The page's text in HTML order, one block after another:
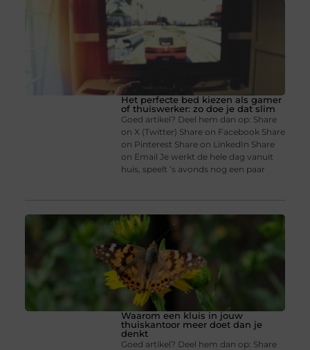
Het perfecte bed kiezen als gamer
of thuiswerker: zo doe je dat slim
Goed artikel? Deel hem dan op: Share
on X (Twitter) Share on Facebook Share
on Pinterest Share on LinkedIn Share
on Email Je werkt de hele dag vanuit
huis, speelt ’s avonds nog een paar
Waarom een kluis in jouw
thuiskantoor meer doet dan je
denkt
Goed artikel? Deel hem dan op: Share